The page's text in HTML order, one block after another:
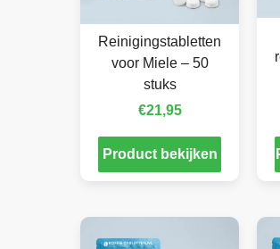
Reinigingstabletten
voor Miele – 50
stuks
€21,95
Product bekijken